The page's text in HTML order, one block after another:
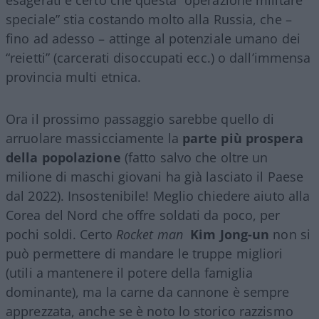
speciale” stia costando molto alla Russia, che –
fino ad adesso – attinge al potenziale umano dei
“reietti” (carcerati disoccupati ecc.) o dall’immensa
provincia multi etnica.
Ora il prossimo passaggio sarebbe quello di
arruolare massicciamente la parte più prospera
della popolazione (fatto salvo che oltre un
milione di maschi giovani ha già lasciato il Paese
dal 2022). Insostenibile! Meglio chiedere aiuto alla
Corea del Nord che offre soldati da poco, per
pochi soldi. Certo Rocket man Kim Jong-un non si
può permettere di mandare le truppe migliori
(utili a mantenere il potere della famiglia
dominante), ma la carne da cannone è sempre
apprezzata, anche se è noto lo storico razzismo